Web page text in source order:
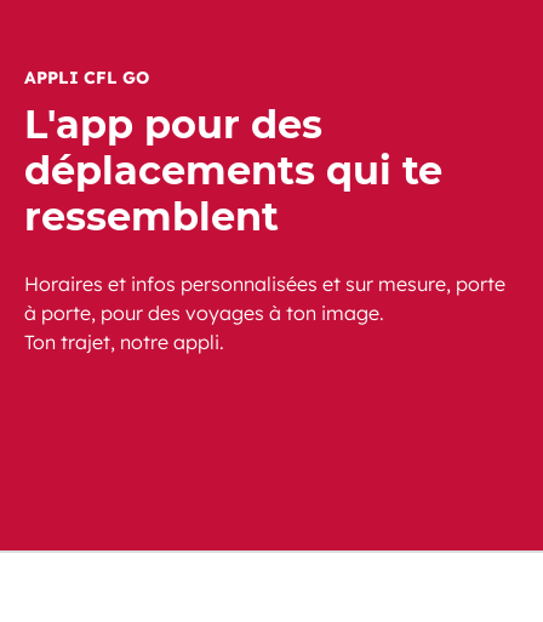
APPLI CFL GO
L'app pour des
déplacements qui te
ressemblent
Horaires et infos personnalisées et sur mesure, porte
à porte, pour des voyages à ton image.
Ton trajet, notre appli.